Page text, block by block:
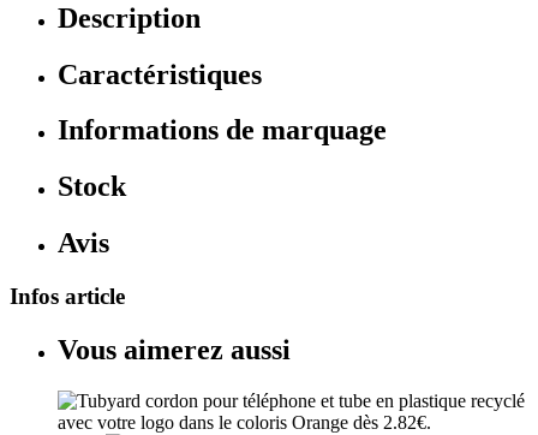
Description
Caractéristiques
Informations de marquage
Stock
Avis
Infos article
Vous aimerez aussi